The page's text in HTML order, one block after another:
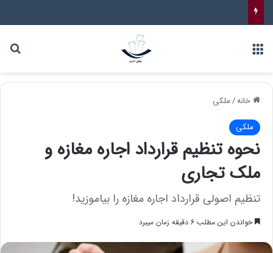
خانه/ملکی
ملکی
نحوه تنظیم قرارداد اجاره مغازه و
ملک تجاری
تنظیم اصولی قرارداد اجاره مغازه را بیاموزید!
خواندن این مطلب 6 دقیقه زمان میبرد